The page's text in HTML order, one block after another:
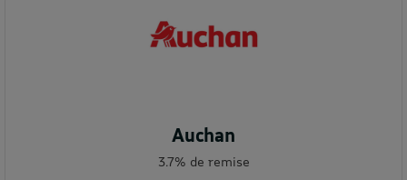
Auchan
3.7% de remise